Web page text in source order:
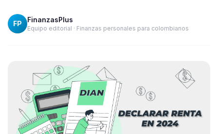
FP FinanzasPlus
Equipo editorial · Finanzas personales para colombianos